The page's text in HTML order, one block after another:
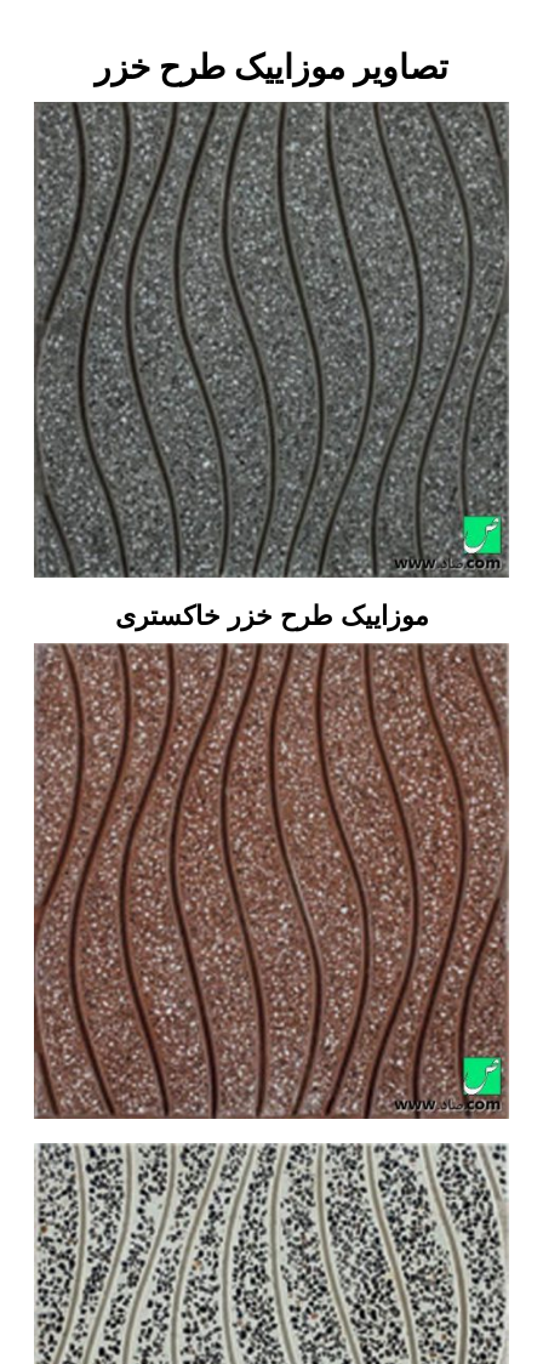
تصاویر موزاییک طرح خزر
موزاییک طرح خزر خاکستری